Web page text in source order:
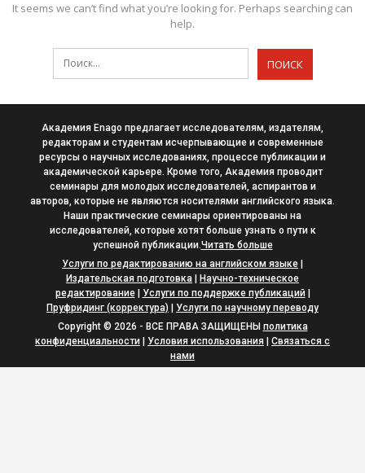
It seems we can’t find what you’re looking for. Perhaps searching can
help.
Академия Enago предлагает исследователям, издателям,
редакторам и студентам исчерпывающие и современные
ресурсы о научных исследованиях, процессе публикации и
академической карьере. Кроме того, Академия проводит
семинары для молодых исследователей, аспирантов и
авторов, которые не являются носителями английского языка.
Наши практические семинары ориентированы на
исследователей, которые хотят больше узнать о пути к
успешной публикации.Читать больше
Услуги по редактированию на английском языке |
Издательская подготовка | Научно-техническое
редактирование| Услуги по поддержке публикаций|
Пруфридинг (корректура) | Услуги по научному переводу
Copyright © 2026 - ВСЕ ПРАВА ЗАЩИЩЕНЫ политика
конфиденциальности | Условия использования | Связаться с
нами